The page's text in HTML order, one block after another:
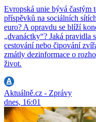
Evropská unie bývá častým
příspěvků na sociálních
euro? A opravdu se blíží
„dvanáctky“? Jaká
cestování nebo čipování
zmátly dezinformace o
život.
Aktuálně.cz - Zprávy
dnes, 16:01